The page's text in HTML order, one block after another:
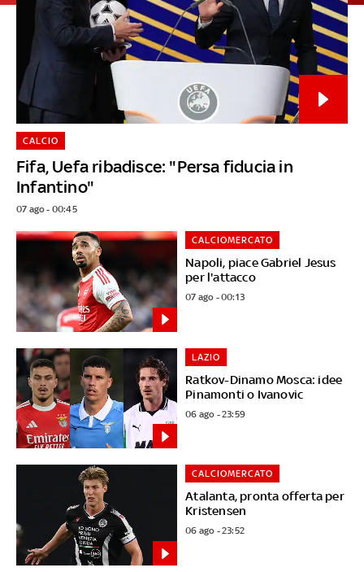
Fifa, Uefa ribadisce: "Persa fiducia in
Infantino"
CALCIO
07 ago - 00:45
Napoli, piace Gabriel Jesus
per l'attacco
CALCIOMERCATO
07 ago - 00:13
Ratkov-Dinamo Mosca: idee
Pinamonti o Ivanovic
LAZIO
06 ago - 23:59
Atalanta, pronta offerta per
Kristensen
CALCIOMERCATO
06 ago - 23:52